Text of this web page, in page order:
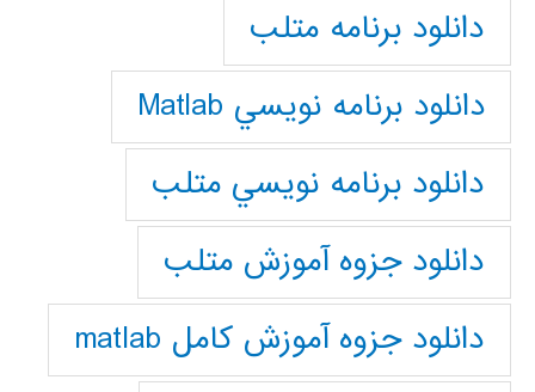
دانلود برنامه متلب
دانلود برنامه نويسي Matlab
دانلود برنامه نويسي متلب
دانلود جزوه آموزش متلب
دانلود جزوه آموزش کامل matlab